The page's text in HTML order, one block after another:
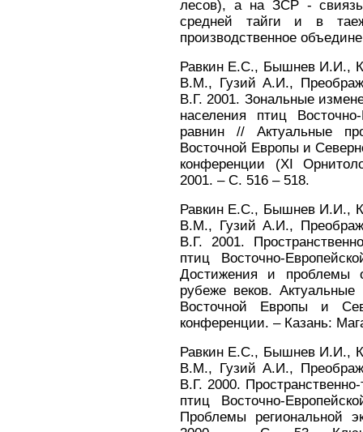
лесов), а на ЗСР -
средней тайги и в
производственное
Равкин Е.С., Бышнев И.И.,
В.М., Гузий А.И.,
В.Г. 2001. Зональные
населения птиц
равнин // Актуальные
Восточной Европы и
конференции (XI
2001. – С. 516 – 518.
Равкин Е.С., Бышнев И.И.,
В.М., Гузий А.И.,
В.Г. 2001.
птиц Восточно-
Достижения и проблемы
рубеже веков.
Восточной Европы и
конференции. – Казань:
Равкин Е.С., Бышнев И.И.,
В.М., Гузий А.И.,
В.Г. 2000.
птиц Восточно-
Проблемы региональной